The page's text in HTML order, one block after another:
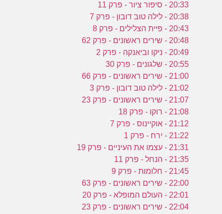
20:33 - סיפור ציור - פרק 11
20:38 - לילה טוב דובון - פרק 7
20:43 - פיית הצלילים - פרק 8
20:48 - שירים ראשונים - פרק 62
20:49 - ניקו וביאנקה - פרק 2
20:55 - שלגונים - פרק 30
21:00 - שירים ראשונים - פרק 66
21:02 - לילה טוב דובון - פרק 3
21:07 - שירים ראשונים - פרק 23
21:08 - רוקו - פרק 18
21:12 - אוקיינוס - פרק 7
21:22 - ירח - פרק 1
21:31 - עצמו את העיניים - פרק 19
21:35 - הנחל - פרק 11
21:45 - חלומות - פרק 9
22:00 - שירים ראשונים - פרק 63
22:01 - העולם המופלא - פרק 20
22:04 - שירים ראשונים - פרק 23